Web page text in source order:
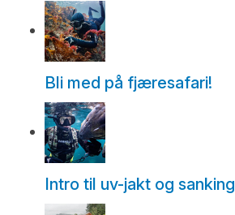
Bli med på fjæresafari!
Intro til uv-jakt og sanking